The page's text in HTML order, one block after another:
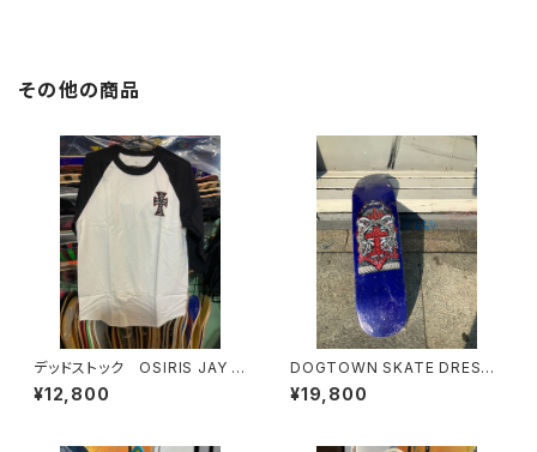
その他の商品
デッドストック OSIRIS JAY A
DAMS
¥12,800
DOGTOWN SKATE DRESSE
N SKATE POP SIZE ドッグタ
ウン エリックドレッセン スコ
¥19,800